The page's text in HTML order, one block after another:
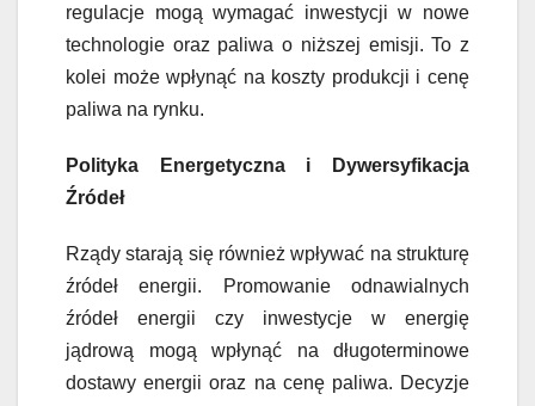
regulacje mogą wymagać inwestycji w nowe
technologie oraz paliwa o niższej emisji. To z
kolei może wpłynąć na koszty produkcji i cenę
paliwa na rynku.
Polityka Energetyczna i Dywersyfikacja
Źródeł
Rządy starają się również wpływać na strukturę
źródeł energii. Promowanie odnawialnych
źródeł energii czy inwestycje w energię
jądrową mogą wpłynąć na długoterminowe
dostawy energii oraz na cenę paliwa. Decyzje